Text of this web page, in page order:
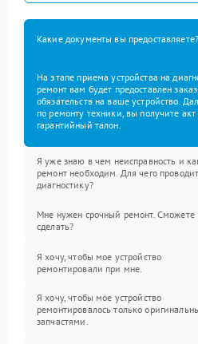
Какие документы вы предоставляете?
На этапе приема устройства на
ремонт вам будет предоставлен
обязательств на ваше устройство.
по ремонту техники, вы получите
гарантийный талон.
Я уже знаю в чем неисправность и
ремонт необходим. Для чего
диагностику?
Мне нужен срочный ремонт. Сможете
сделать?
Я хочу, чтобы мое устройство
ремонтировали при мне.
Я хочу, чтобы мое устройство
ремонтировалось только
запчастями.